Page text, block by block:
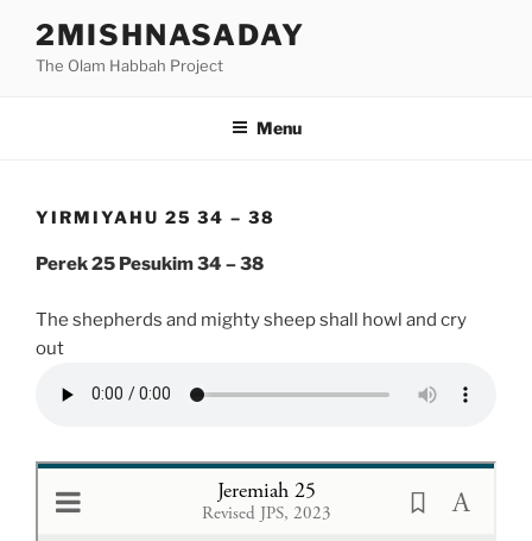
content
2MISHNASADAY
The Olam Habbah Project
Menu
YIRMIYAHU 25 34 – 38
Perek 25 Pesukim 34 – 38
The shepherds and mighty sheep shall howl and cry
out